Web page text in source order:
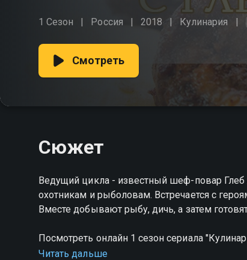
1 Сезон Россия 2018 Кулинария
Смотреть
Сюжет
Ведущий цикла - известный шеф-повар Глеб
охотникам и рыболовам. Встречается с
Вместе добывают рыбу, дичь, а затем
Посмотреть онлайн 1 сезон сериала
совершенно бесплатно в хорошем HD
Читать дальше